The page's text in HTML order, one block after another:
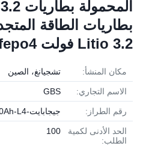
Litio 3.2 فولت Lifepo4 بطاريات
مكان المنشأ: تشجيانغ، الصين
الاسم التجاري: GBS
رقم الطراز: جيجابايت-LFP50Ah-L4
الحد الأدنى لكمية
الطلب:
100